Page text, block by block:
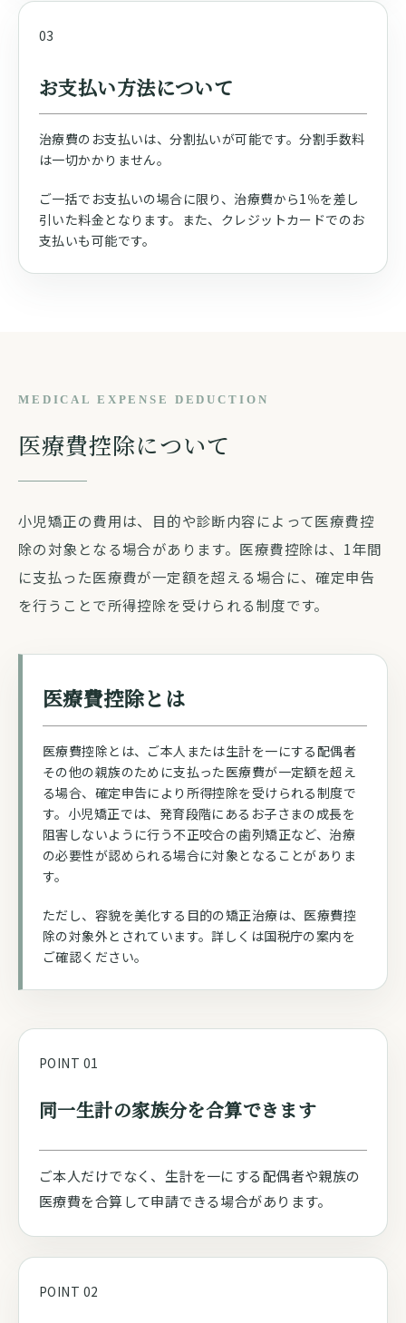
03
お支払い方法について
治療費のお支払いは、分割払いが可能です。分割手数料
は一切かかりません。
ご一括でお支払いの場合に限り、治療費から1％を差し
引いた料金となります。また、クレジットカードでのお
支払いも可能です。
MEDICAL EXPENSE DEDUCTION
医療費控除について
小児矯正の費用は、目的や診断内容によって医療費控
除の対象となる場合があります。医療費控除は、1年間
に支払った医療費が一定額を超える場合に、確定申告
を行うことで所得控除を受けられる制度です。
医療費控除とは
医療費控除とは、ご本人または生計を一にする配偶者
その他の親族のために支払った医療費が一定額を超え
る場合、確定申告により所得控除を受けられる制度で
す。小児矯正では、発育段階にあるお子さまの成長を
阻害しないように行う不正咬合の歯列矯正など、治療
の必要性が認められる場合に対象となることがありま
す。
ただし、容貌を美化する目的の矯正治療は、医療費控
除の対象外とされています。詳しくは国税庁の案内を
ご確認ください。
POINT 01
同一生計の家族分を合算できます
ご本人だけでなく、生計を一にする配偶者や親族の
医療費を合算して申請できる場合があります。
POINT 02